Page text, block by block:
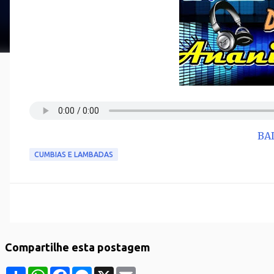
CUMBIAS E LAMBADAS
Compartilhe esta postagem
S W F M X